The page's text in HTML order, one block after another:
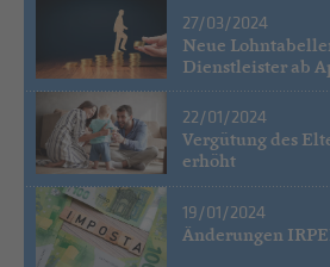
27/03/2024
Neue
Dienstleister ab
22/01/2024
Vergütung des
erhöht
19/01/2024
Änderungen